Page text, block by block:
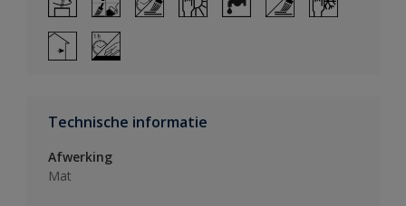
Technische informatie
Afwerking
Mat